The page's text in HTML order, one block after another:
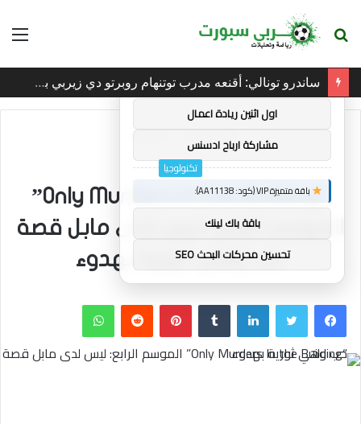
بحث
ساندرو تونالي: أقنعه مدرب توتنهام روبرتو دي زيربي بسرعة بالتوقيع
تكنولوجيا
تكنولوجيا
“Only Murders In the Building”
الموسم الرابع: ليس لدى مابل قصة
حب وهي ثورية بهدوء
فيسبوكتويتر لينكدإن بينتيريست واتساب
توصيات :
باقة متميزة VIP (كود: AA38045):
اول اثنين ريادة اعمال
مشاركة ارباح ادسنس
باقة متميزة VIP (كود: AA11138):
باقة باك لينك
تحسين محركات البحث SEO